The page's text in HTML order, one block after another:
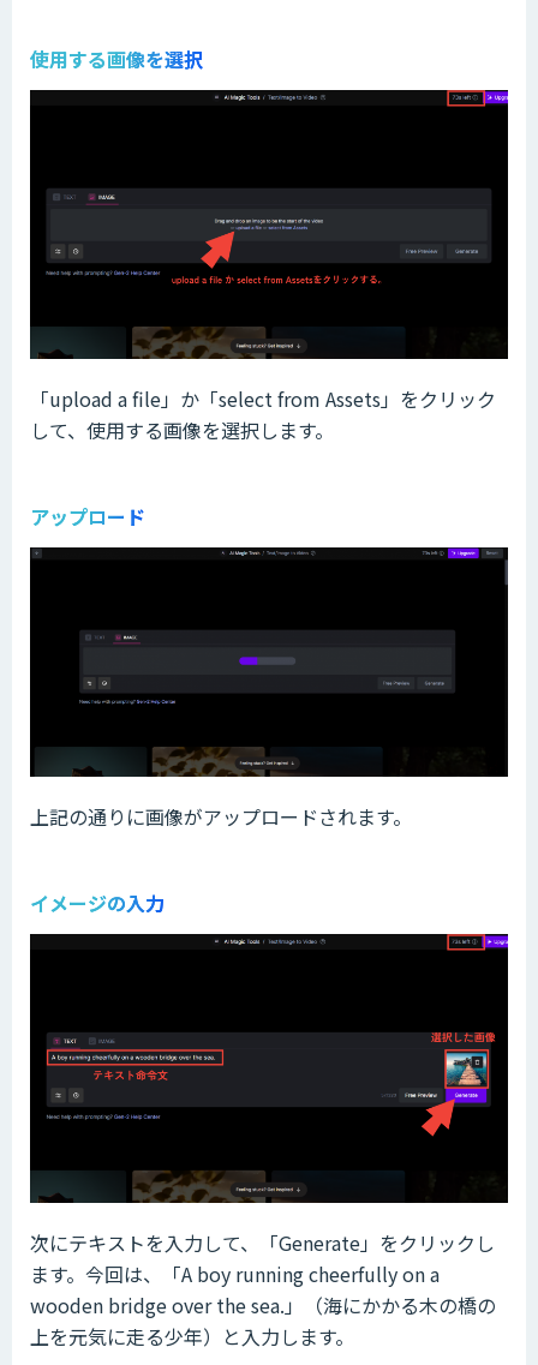
使用する画像を選択
「upload a file」か「select from Assets」をクリック
して、使用する画像を選択します。
アップロード
上記の通りに画像がアップロードされます。
イメージの入力
次にテキストを入力して、「Generate」をクリックし
ます。今回は、「A boy running cheerfully on a
wooden bridge over the sea.」（海にかかる木の橋の
上を元気に走る少年）と入力します。